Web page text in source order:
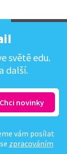
světě edu.
další.
vám posílat
zpracováním